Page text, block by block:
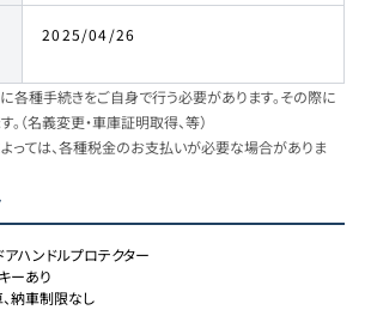
2025/04/26
各種手続きをご自身で行う必要があります。その際に
（名義変更・車庫証明取得、等）
っては、各種税金のお支払いが必要な場合がありま
ハンドルプロテクター
ーあり
納車制限なし